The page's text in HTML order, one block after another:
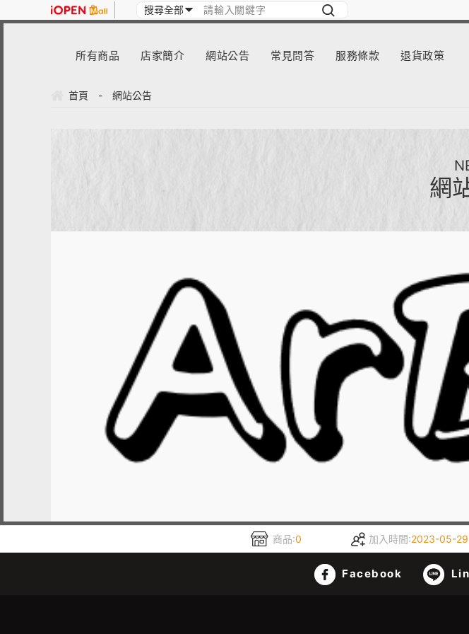
所有商品 店家簡介 網站公告 常見問答 服務條款 退貨政策
首頁 - 網站公告
網
商品:0 加入時間:2023-05-29
Facebook